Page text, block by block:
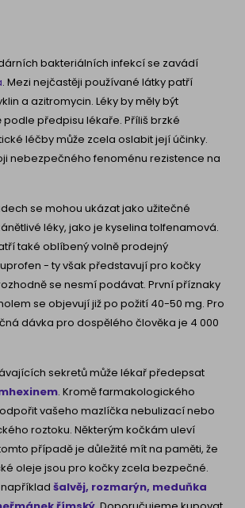
bakteriálních infekcí se zavádí
. Mezi nejčastěji používané látky patří
a azitromycin. Léky by měly být
předpisu lékaře. Příliš brzké
léčby může zcela oslabit její účinky.
nebezpečného fenoménu rezistence na
se mohou ukázat jako užitečné
léky, jako je kyselina tolfenamová.
také oblíbený volně prodejný
- ty však představují pro kočky
se nesmí podávat. První příznaky
se objevují již po požití 40-50 mg. Pro
dávka pro dospělého člověka je 4 000
sekretů může lékař předepsat
. Kromě farmakologického
vašeho mazlíčka nebulizací nebo
roztoku. Některým kočkám uleví
případě je důležité mít na paměti, že
oleje jsou pro kočky zcela bezpečné.
šalvěj, rozmarýn, meduňka